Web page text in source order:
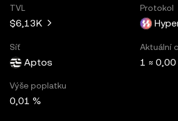
TVL
$6,13K
Protokol
Síť
Aptos
Aktuální
1 ≈ 0,00
Výše poplatku
0,01 %